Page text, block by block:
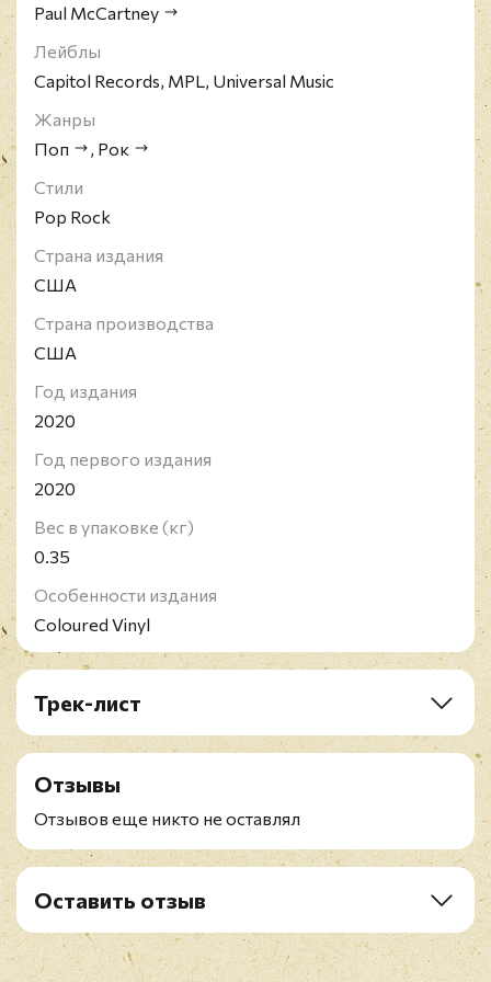
двухмиллионной отметки, по-прежнему
возглавляет список британских бестселлеров
всех времён. Раритетное издание! Давно снято с
производства.
Paul McCartney
Лейблы
Capitol Records, MPL, Universal Music
Жанры
Поп
, Рок
Стили
Pop Rock
Страна издания
США
Страна производства
США
Год издания
2020
Год первого издания
2020
Вес в упаковке (кг)
0.35
Особенности издания
Coloured Vinyl
Трек-лист
A1. Long Tailed Winter Bird
A2. Find My Way
A3. Pretty Boys
A4. Women And Wives
A6. Deep Deep Feeling
B1. Slidin'
B2. The Kiss Of Venus
B3. Seize The Day
B4. Deep Down
Отзывы
Отзывов еще никто не оставлял
Оставить отзыв